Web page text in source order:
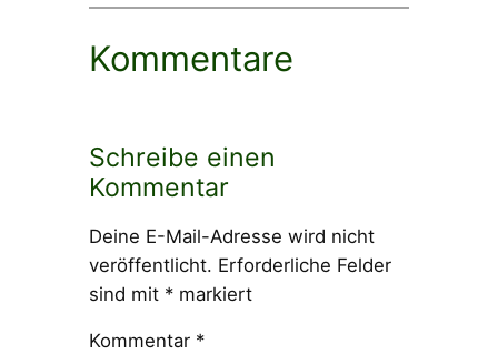
Kommentare
Schreibe einen
Kommentar
Deine E-Mail-Adresse wird nicht
veröffentlicht. Erforderliche Felder
sind mit *markiert
Kommentar *